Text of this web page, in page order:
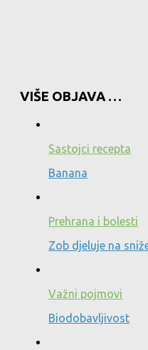
VIŠE OBJAVA …
Sastojci recepta
Banana
Prehrana i bolesti
Zob djeluje na
Važni pojmovi
Biodobavljivost